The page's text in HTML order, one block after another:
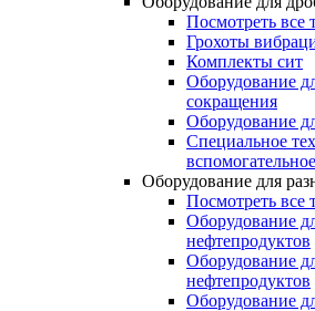
Посмотреть все
Грохоты
Комплекты сит
Оборудование
сокращения
Оборудование
Специальное
Оборудование для
Посмотреть все
Оборудование
нефтепродуктов
Оборудование
нефтепродуктов
Оборудование